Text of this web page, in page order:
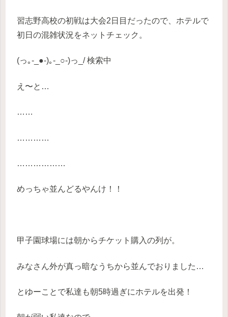
習志野高校の初戦は大会2日目だったので、ホテルで
初日の混雑状況をネットチェック。
(っ｡-_●-)｡-_○-)っ_/ 検索中
え〜と…
……
…………
………………
めっちゃ並んどるやんけ！！
甲子園球場には朝からチケット購入の列が。
みなさん外が真っ暗なうちから並んでおりました…
とゆーことで私達も朝5時過ぎにホテルを出発！